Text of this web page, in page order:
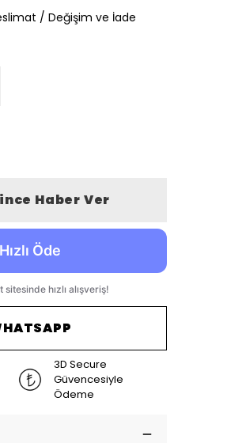
/ Değişim ve İade
Haber Ver
3D Secure
Güvencesiyle
Ödeme